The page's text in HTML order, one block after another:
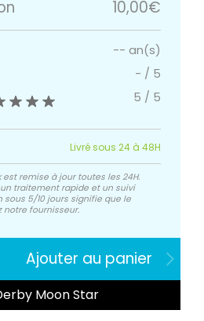
10,00€
-- an(s)
- / 5
5 / 5
Livré sous 24 à 48H
remise à jour toutes les 24H.
traitement rapide et un suivi
sous 5/10 jours signifie que le
notre fournisseur.
Ajouter au panier
Moon Star